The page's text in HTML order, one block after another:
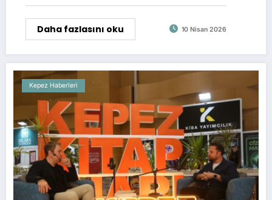
Daha fazlasını oku 10 Nisan 2026
Kepez Haberleri